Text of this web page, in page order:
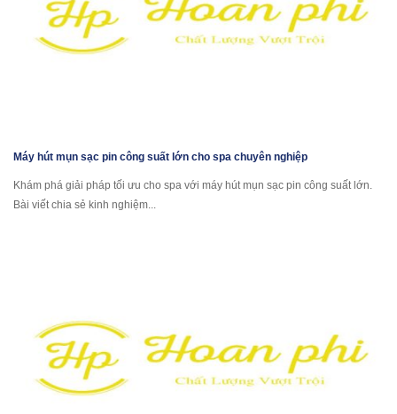
Máy hút mụn sạc pin công suất lớn cho spa chuyên nghiệp
Khám phá giải pháp tối ưu cho spa với máy hút mụn sạc pin công suất lớn.
Bài viết chia sẻ kinh nghiệm...